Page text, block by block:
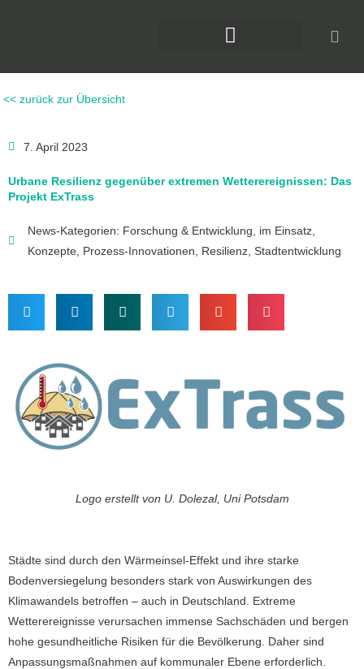
<< zurück zur Übersicht
7. April 2023
Urbane Resilienz gegenüber extremen Wetterereignissen: Das
Projekt ExTrass
News-Kategorien: Forschung & Entwicklung im Einsatz
Konzepte
Prozess-Innovationen Resilienz Stadtentwicklung
Logo erstellt von U. Dolezal, Uni Potsdam
Städte sind durch den Wärmeinsel-Effekt und ihre starke
Bodenversiegelung besonders stark von Auswirkungen des
Klimawandels betroffen – auch in Deutschland. Extreme
Wetterereignisse verursachen immense Sachschäden und bergen
hohe gesundheitliche Risiken für die Bevölkerung. Daher sind
Anpassungsmaßnahmen auf kommunaler Ebene erforderlich.